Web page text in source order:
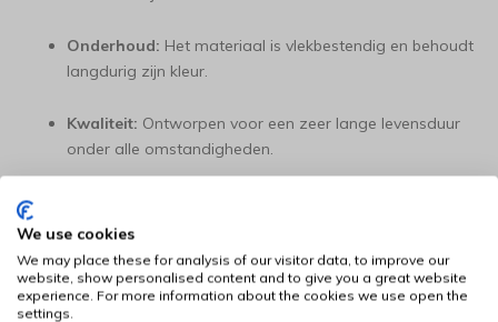
Onderhoud: Het materiaal is vlekbestendig en behoudt
langdurig zijn kleur.
Kwaliteit: Ontworpen voor een zeer lange levensduur
onder alle omstandigheden.
Kleur: rood en groen.
Leverbaar in de volgende maten:
Bepaal de juiste maat : klik hier voor informatie
We use cookies
We may place these for analysis of our visitor data, to improve our
website, show personalised content and to give you a great website
experience. For more information about the cookies we use open the
settings.